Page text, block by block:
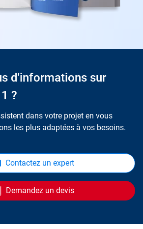
d'informations sur
?
dans votre projet en vous
les plus adaptées à vos besoins.
Contactez un expert
Demandez un devis